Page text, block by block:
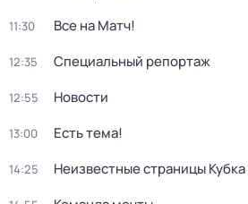
11:30 Все на Матч!
12:35 Специальный репортаж
12:55 Новости
13:00 Есть тема!
14:25 Неизвестные страницы